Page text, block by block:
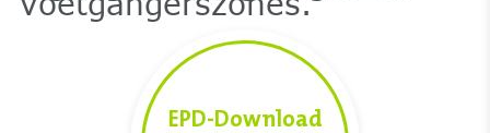
EPD-Download